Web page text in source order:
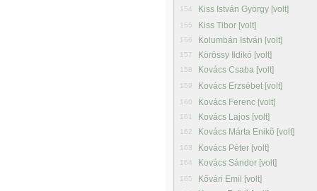
154 Kiss István György [volt]
155 Kiss Tibor [volt]
156 Kolumbán István [volt]
157 Körössy Ildikó [volt]
158 Kovács Csaba [volt]
159 Kovács Erzsébet [volt]
160 Kovács Ferenc [volt]
161 Kovács Lajos [volt]
162 Kovács Márta Enikõ [volt]
163 Kovács Péter [volt]
164 Kovács Sándor [volt]
165 Kővári Emil [volt]